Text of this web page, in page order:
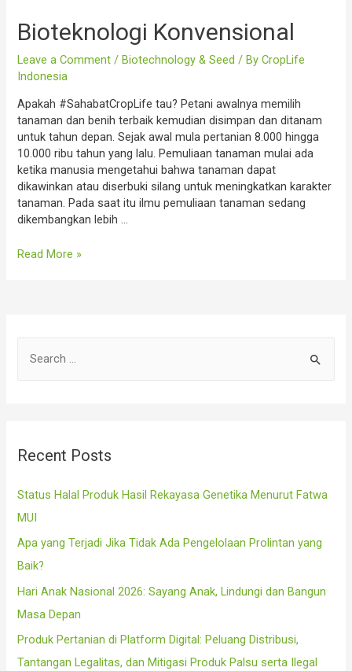
Bioteknologi Konvensional
Leave a Comment /Biotechnology & Seed / ByCropLife
Indonesia
Apakah #SahabatCropLife tau? Petani awalnya memilih
tanaman dan benih terbaik kemudian disimpan dan ditanam
untuk tahun depan. Sejak awal mula pertanian 8.000 hingga
10.000 ribu tahun yang lalu. Pemuliaan tanaman mulai ada
ketika manusia mengetahui bahwa tanaman dapat
dikawinkan atau diserbuki silang untuk meningkatkan karakter
tanaman. Pada saat itu ilmu pemuliaan tanaman sedang
dikembangkan lebih …
Bioteknologi
Read More »
hRecent Posts
Status Halal Produk Hasil Rekayasa Genetika Menurut Fatwa
MUI
Apa yang Terjadi Jika Tidak Ada Pengelolaan Prolintan yang
Baik?
Hari Anak Nasional 2026: Sayang Anak, Lindungi dan Bangun
Masa Depan
Produk Pertanian di Platform Digital: Peluang Distribusi,
Tantangan Legalitas, dan Mitigasi Produk Palsu serta Ilegal